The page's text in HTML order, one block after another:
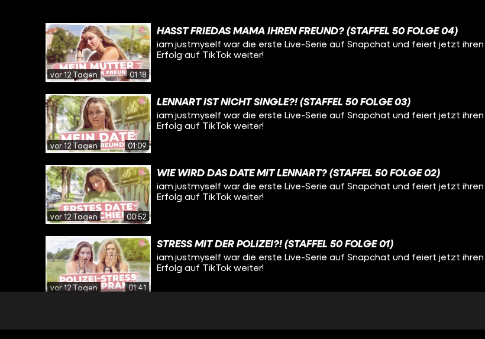
vor 12 Tagen 01:18
HASST FRIEDAS MAMA IHREN FREUND? (STAFFEL 50 FOLGE 04)
iam.justmyself war die erste Live-Serie auf Snapchat und feiert jetzt ihren
Erfolg auf TikTok weiter!
vor 12 Tagen 01:09
LENNART IST NICHT SINGLE?! (STAFFEL 50 FOLGE 03)
iam.justmyself war die erste Live-Serie auf Snapchat und feiert jetzt ihren
Erfolg auf TikTok weiter!
vor 12 Tagen 00:52
WIE WIRD DAS DATE MIT LENNART? (STAFFEL 50 FOLGE 02)
iam.justmyself war die erste Live-Serie auf Snapchat und feiert jetzt ihren
Erfolg auf TikTok weiter!
vor 12 Tagen 01:41
STRESS MIT DER POLIZEI?! (STAFFEL 50 FOLGE 01)
iam.justmyself war die erste Live-Serie auf Snapchat und feiert jetzt ihren
Erfolg auf TikTok weiter!
iam.justmyself war die erste Live-Serie auf Snapchat und feiert jetzt ihren